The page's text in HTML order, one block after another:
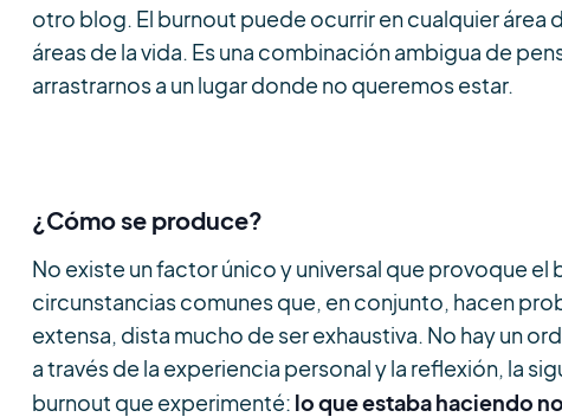
otro blog. El burnout puede ocurrir en cualquier área
áreas de la vida. Es una combinación ambigua de
arrastrarnos a un lugar donde no queremos estar.
¿Cómo se produce?
No existe un factor único y universal que provoque
circunstancias comunes que, en conjunto, hacen
extensa, dista mucho de ser exhaustiva. No hay un
a través de la experiencia personal y la reflexión, la
burnout que experimenté: lo que estaba haciendo